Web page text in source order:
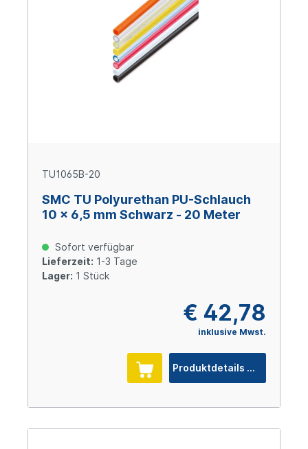
TU1065B-20
SMC TU Polyurethan PU-Schlauch
10 x 6,5 mm Schwarz - 20 Meter
Sofort verfügbar
Lieferzeit: 1-3 Tage
Lager: 1 Stück
€ 42,78
inklusive Mwst.
Produktdetails